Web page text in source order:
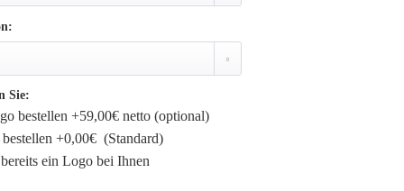
Sie:
bestellen +59,00€ netto (optional)
+0,00€ (Standard)
ein Logo bei Ihnen